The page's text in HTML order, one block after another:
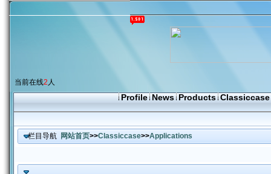
当前在线2 人
Profile News Products Classiccase
栏目导航 网站首页>>Classiccase>>Applications